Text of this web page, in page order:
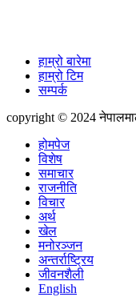
हाम्रो बारेमा
हाम्रो टिम
सम्पर्क
copyright © 2024
होमपेज
विशेष
समाचार
राजनीति
विचार
अर्थ
खेल
मनोरञ्जन
अन्तर्राष्ट्रिय
जीवनशैली
English